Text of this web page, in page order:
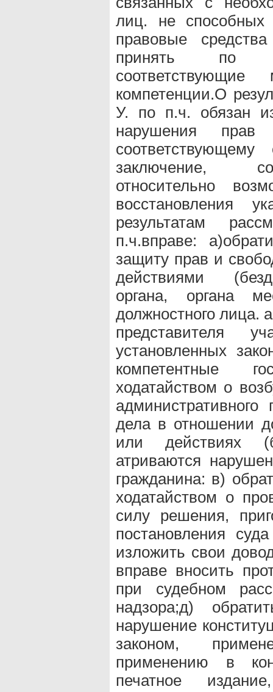
лиц. не способных
правовые
принять по
компетенции.О
У. по п.ч. обязан
нарушения прав
заключение,
относительно
восстановления
результатам
п.ч.вправе:
защиту прав и
действиями
органа, органа
должностного лица.
представителя
установленных
компетентные
ходатайством о
административного
дела в отношении
или действиях
атриваются
гражданина: в)
ходатайством о
силу решения,
постановления
изложить свои
вправе вносить
при судебном
надзора;д)
нарушение
законом,
применению в
печатное